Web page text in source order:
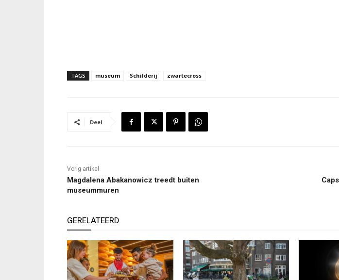
TAGS museum Schilderij zwartecross
Deel
Vorig artikel
Magdalena Abakanowicz treedt buiten
museummuren
GERELATEERD